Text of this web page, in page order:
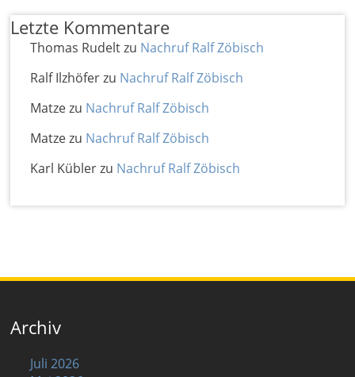
Letzte Kommentare
Thomas Rudeltzu Nachruf Ralf Zöbisch
Ralf Ilzhöferzu Nachruf Ralf Zöbisch
Matzezu Nachruf Ralf Zöbisch
Matzezu Nachruf Ralf Zöbisch
Karl Küblerzu Nachruf Ralf Zöbisch
Archiv
Juli 2026